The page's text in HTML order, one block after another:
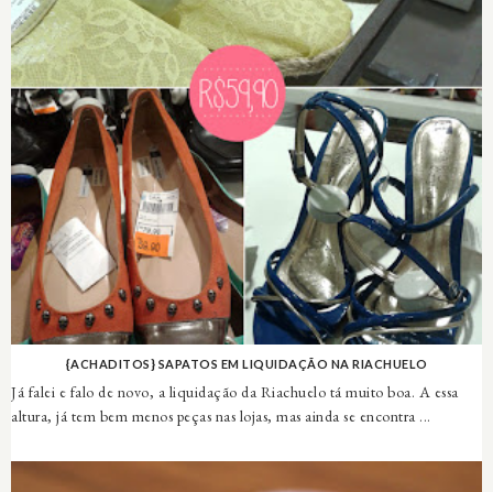
{ACHADITOS} SAPATOS EM LIQUIDAÇÃO NA RIACHUELO
Já falei e falo de novo, a liquidação da Riachuelo tá muito boa. A essa
altura, já tem bem menos peças nas lojas, mas ainda se encontra ...